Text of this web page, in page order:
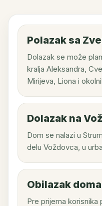
Polazak sa
Dolazak se može
kralja Aleksandra,
Mirijeva, Liona i
Dolazak na
Dom se nalazi u
delu Voždovca, u
Obilazak doma
Pre prijema